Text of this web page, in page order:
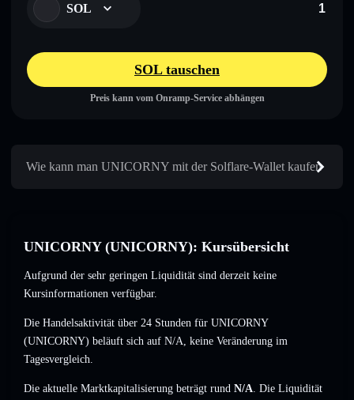
SOL
SOL tauschen
Preis kann vom Onramp-Service abhängen
Wie kann man UNICORNY mit der Solflare-Wallet kaufen
UNICORNY (UNICORNY): Kursübersicht
Aufgrund der sehr geringen Liquidität sind derzeit keine
Kursinformationen verfügbar.
Die Handelsaktivität über 24 Stunden für UNICORNY
(UNICORNY) beläuft sich auf N/A, keine Veränderung im
Tagesvergleich.
Die aktuelle Marktkapitalisierung beträgt rund N/A. Die Liquidität